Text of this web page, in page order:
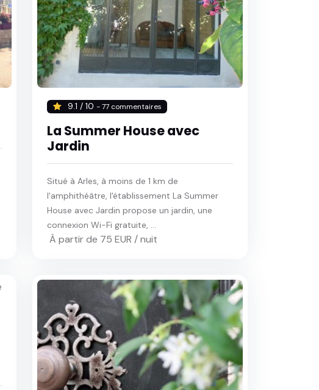
9.1 / 10 - 77 commentaires
La Summer House avec
Jardin
Situé à Arles, à moins de 1 km de
l'amphithéâtre, l'établissement La Summer
House avec Jardin propose un jardin, une
connexion Wi-Fi gratuite, ...
À partir de 75 EUR / nuit